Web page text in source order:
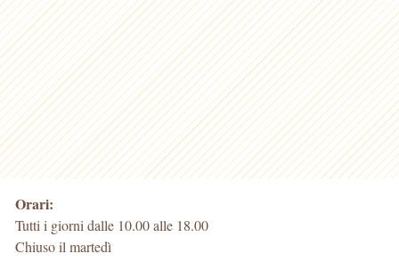
Orari:
Tutti i giorni dalle 10.00 alle 18.00
Chiuso il martedì